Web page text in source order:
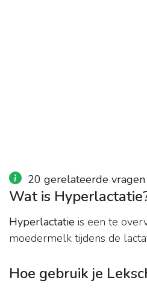
20 gerelateerde
Wat is
Hyperlactatie is een te
moedermelk tijdens de
Hoe gebruik je